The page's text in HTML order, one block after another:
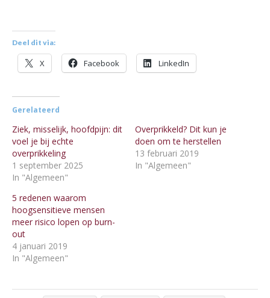
Deel dit via:
X Facebook LinkedIn
Gerelateerd
Ziek, misselijk, hoofdpijn: dit
voel je bij echte
overprikkeling
1 september 2025
In "Algemeen"
Overprikkeld? Dit kun je
doen om te herstellen
13 februari 2019
In "Algemeen"
5 redenen waarom
hoogsensitieve mensen
meer risico lopen op burn-
out
4 januari 2019
In "Algemeen"